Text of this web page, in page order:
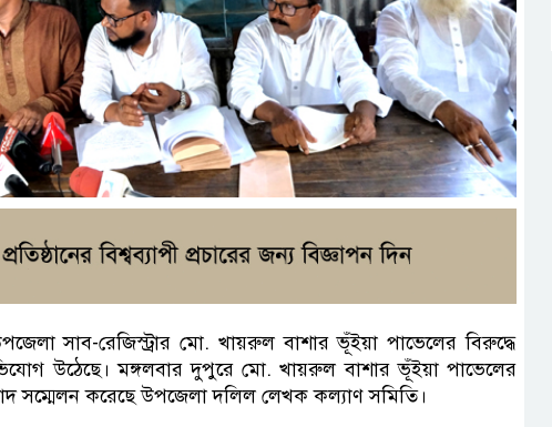
সাব-রেজিস্ট্রার মো. খায়রুল বাশার ভূঁইয়া পাভেলের বিরুদ্ধে
উঠেছে। মঙ্গলবার দুপুরে মো. খায়রুল বাশার ভূঁইয়া পাভেলের
সম্মেলন করেছে উপজেলা দলিল লেখক কল্যাণ সমিতি।